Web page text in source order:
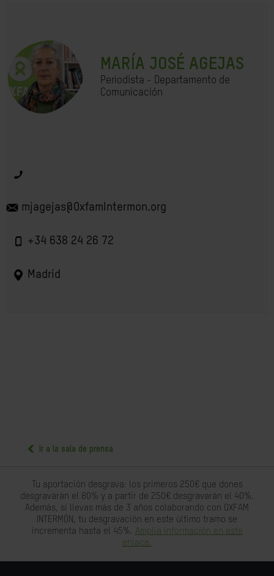
MARÍA JOSÉ AGEJAS
Periodista - Departamento de
Comunicación
mjagejas@OxfamIntermon.org
+34 638 24 26 72
Madrid
Ir a la sala de prensa
Tu aportación desgrava: los primeros 250€ que dones
desgravarán el 80% y a partir de 250€ desgravarán el 40%.
Además, si llevas más de 3 años colaborando con OXFAM
INTERMÓN, tu desgravación en este último tramo se
incrementa hasta el 45%. Amplia información en este
enlace.